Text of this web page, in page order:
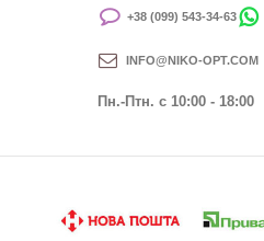
+38 (099) 543-34-63
INFO@NIKO-OPT.COM
Пн.-Птн. c 10:00 - 18:00